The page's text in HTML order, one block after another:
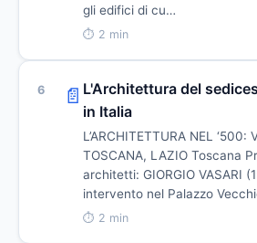
gli edifici di cu…
⏱ 2 min
6 📄 L'Architettura del
in Italia
L’ARCHITETTURA NEL ‘500:
TOSCANA, LAZIO Toscana
architetti: GIORGIO VASARI
intervento nel Palazzo
⏱ 2 min